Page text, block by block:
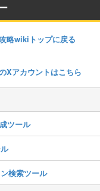
略wikiトップに戻る
Xアカウントはこちら
ツール
検索ツール